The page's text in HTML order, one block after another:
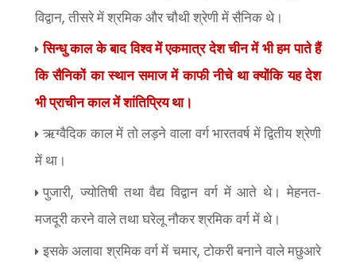
विद्वान, तीसरे में श्रमिक और चौथी श्रेणी में सैनिक थे।
सिन्धु काल के बाद विश्व में एकमात्र देश चीन में भी हम पाते हैं
कि सैनिकों का स्थान समाज में काफी नीचे था क्योंकि यह देश
भी प्राचीन काल में शांतिप्रिय था।
ऋग्वैदिक काल में तो लड़ने वाला वर्ग भारतवर्ष में द्वितीय श्रेणी
में था।
पुजारी, ज्योतिषी तथा वैद्य विद्वान वर्ग में आते थे। मेहनत-
मजदूरी करने वाले तथा घरेलू नौकर श्रमिक वर्ग में थे।
इसके अलावा श्रमिक वर्ग में चमार,टोकरी बनाने वाले मछुआरे